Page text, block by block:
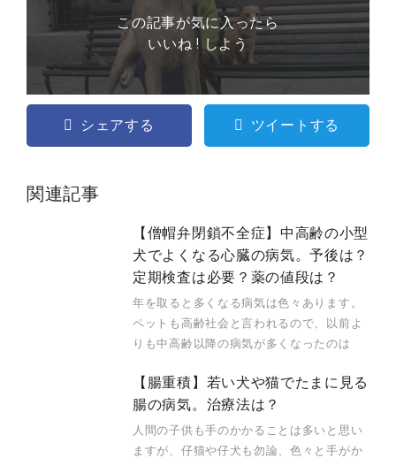
この記事が気に入ったら
いいね ! しよう
シェアする ツイートする
関連記事
【僧帽弁閉鎖不全症】中高齢の小型
犬でよくなる心臓の病気。予後は？
定期検査は必要？薬の値段は？
年を取ると多くなる病気は色々あります。
ペットも高齢社会と言われるので、以前よ
りも中高齢以降の病気が多くなったのは
【腸重積】若い犬や猫でたまに見る
腸の病気。治療法は？
人間の子供も手のかかることは多いと思い
ますが、仔猫や仔犬も勿論、色々と手がか